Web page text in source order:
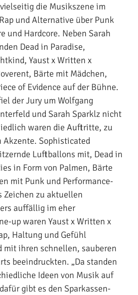
die Musikszene im
und Alternative über Punk
und Hardcore. Neben Sarah
Dead in Paradise,
Yaust x Written x
Bärte mit Mädchen,
of Evidence auf der Bühne.
der Jury um Wolfgang
und Sarah Sparklz nicht
waren die Auftritte, zu
Sophisticated
Luftballons mit, Dead in
in Form von Palmen, Bärte
mit Punk und Performance-
Zeichen zu aktuellen
auffällig im eher
up waren Yaust x Written x
Haltung und Gefühl
mit ihren schnellen, sauberen
beeindruckten. „Da standen
Ideen von Musik auf
gibt es den Sparkassen-